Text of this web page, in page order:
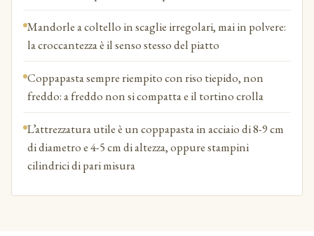
Mandorle a coltello in scaglie irregolari, mai in polvere:
la croccantezza è il senso stesso del piatto
Coppapasta sempre riempito con riso tiepido, non
freddo: a freddo non si compatta e il tortino crolla
L’attrezzatura utile è un coppapasta in acciaio di 8-9 cm
di diametro e 4-5 cm di altezza, oppure stampini
cilindrici di pari misura